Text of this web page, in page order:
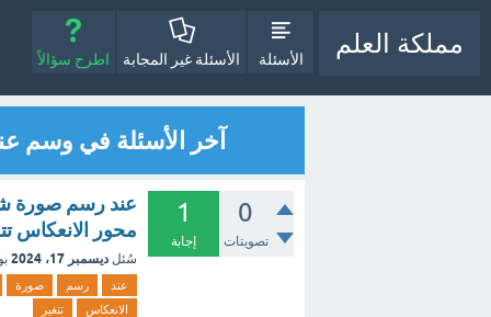
مملكة العلم
الأسئلة الأسئلة غير المجابة اطرح سؤالاً
آخر الأسئلة في وسم
0
تصويتات
1
إجابة
عند رسم صورة
محور الانعكاس
سُئل ديسمبر 17، 2024
عند رسم صورة
الانعكاس
تتغير